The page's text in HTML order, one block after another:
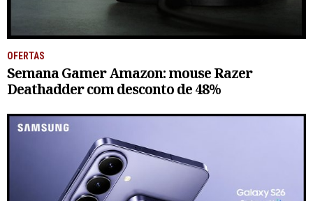
OFERTAS
Semana Gamer Amazon: mouse Razer
Deathadder com desconto de 48%